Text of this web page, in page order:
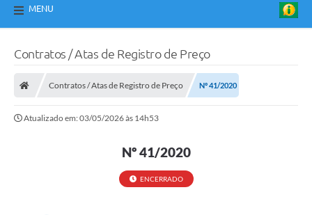
MENU
Contratos / Atas de Registro de Preço
Contratos / Atas de Registro de Preço Nº 41/2020
Atualizado em: 03/05/2026 às 14h53
Nº 41/2020
ENCERRADO